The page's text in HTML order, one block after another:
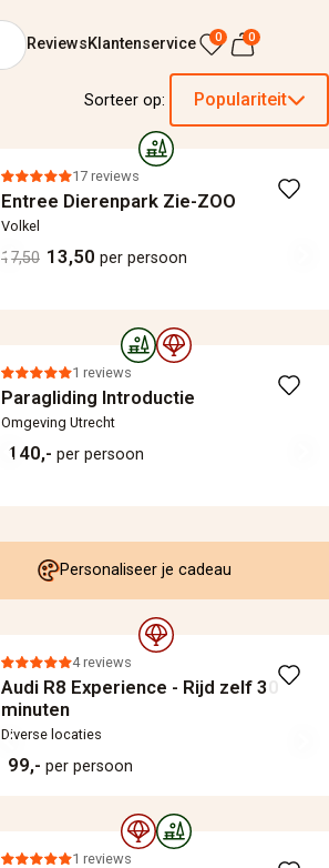
ReviewsKlantenservice 0 0
Sorteer op: Populariteit
17 reviews
Entree Dierenpark Zie-ZOO
Volkel
17,50 13,50 per persoon
1 reviews
Paragliding Introductie
Omgeving Utrecht
140,- per persoon
Personaliseer je cadeau
4 reviews
Audi R8 Experience - Rijd zelf 30
minuten
Diverse locaties
99,- per persoon
1 reviews